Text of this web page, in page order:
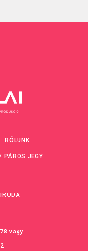
RÓLUNK
PÁROS JEGY
vagy